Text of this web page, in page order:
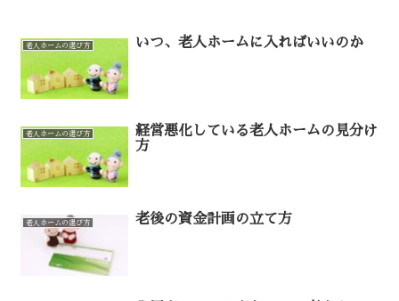
老人ホームの選び方 いつ、老人ホームに入ればいいのか
老人ホームの選び方
経営悪化している老人ホームの見分け
方
老人ホームの選び方 老後の資金計画の立て方